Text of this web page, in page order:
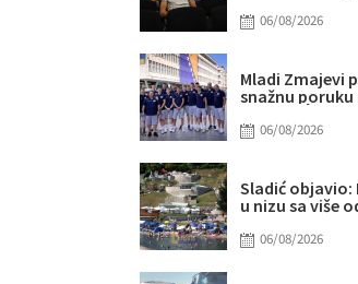
06/08/2026
Mladi Zmajevi
snažnu
06/08/2026
Sladić objavio:
u nizu sa više
06/08/2026